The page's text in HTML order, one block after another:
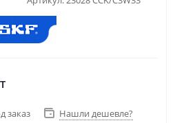
заказ Нашли дешевле?